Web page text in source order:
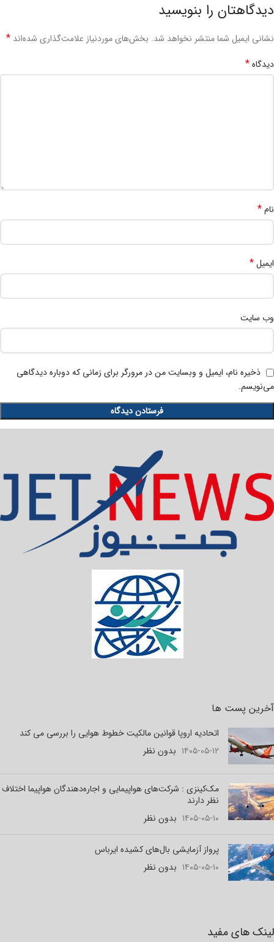
دیدگاهتان را بنویسید
نشانی ایمیل شما منتشر نخواهد شد. بخش‌های موردنیاز علامت‌گذاری شده‌اند *
دیدگاه*
نام*
ایمیل*
وب‌ سایت
ذخیره نام، ایمیل و وبسایت من در مرورگر برای زمانی که دوباره دیدگاهی
می‌نویسم.
آخرین پست ها
اتحادیه اروپا قوانین مالکیت خطوط هوایی را بررسی می کند
۱۴۰۵-۰۵-۱۲ بدون نظر
مک‌کینزی : شرکت‌های هواپیمایی و اجاره‌دهندگان هواپیما اختلاف
نظر دارند
۱۴۰۵-۰۵-۱۰ بدون نظر
پرواز آزمایشی بال‌های کشیده ایرباس
۱۴۰۵-۰۵-۱۰ بدون نظر
لینک های مفید